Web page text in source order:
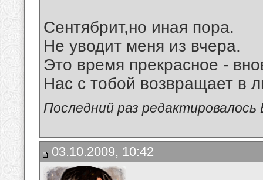
Сентябрит,но иная пора.
Не уводит меня из вчера.
Это время прекрасное -
Нас с тобой возвращает в
Последний раз
03.10.2009, 10:42